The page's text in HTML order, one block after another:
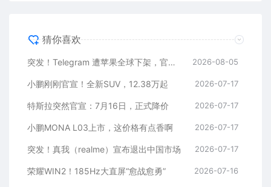
猜你喜欢
突发！Telegram 遭苹果全球下架，官方回应 2026-08-05
小鹏刚刚官宣！全新SUV，12.38万起 2026-07-17
特斯拉突然官宣：7月16日，正式降价 2026-07-17
小鹏MONA L03上市，这价格有点香啊 2026-07-17
突发！真我（realme）宣布退出中国市场 2026-07-17
荣耀WIN2！185Hz大直屏“愈战愈勇” 2026-07-16